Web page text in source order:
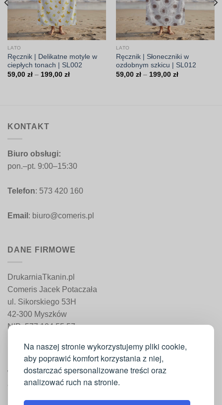
Na naszej stronie wykorzystujemy pliki cookie,
aby poprawić komfort korzystania z niej,
dostarczać spersonalizowane treści oraz
analizować ruch na stronie.
LATO
Ręcznik | Delikatne motyle w
ciepłych tonach | SL002
59,00 zł – 199,00 złZakres
LATO
Ręcznik | Słoneczniki w
ozdobnym szkicu | SL012
59,00 zł – 199,00 złZakres
KONTAKT
Biuro obsługi:
pon.–pt. 9:00–15:30
Telefon: 573 420 160
Email : biuro@comeris.pl
DANE FIRMOWE
DrukarniaTkanin.pl
Comeris Jacek Potaczała
ul. Sikorskiego 53H
42-300 Myszków
NIP: 577 194 55 57
WAŻNE INFORMACJE